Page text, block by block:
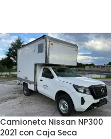
Camioneta Nissan NP300
2021 con Caja Seca